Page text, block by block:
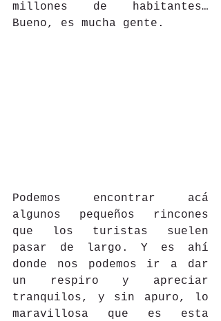
millones de habitantes…
Bueno, es mucha gente.
Podemos encontrar acá
algunos pequeños rincones
que los turistas suelen
pasar de largo. Y es ahí
donde nos podemos ir a dar
un respiro y apreciar
tranquilos, y sin apuro, lo
maravillosa que es esta